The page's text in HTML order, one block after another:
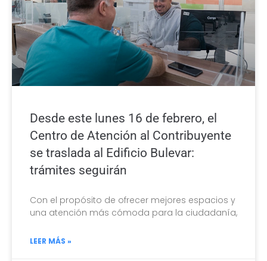
Desde este lunes 16 de febrero, el
Centro de Atención al Contribuyente
se traslada al Edificio Bulevar:
trámites seguirán
Con el propósito de ofrecer mejores espacios y
una atención más cómoda para la ciudadanía,
LEER MÁS »